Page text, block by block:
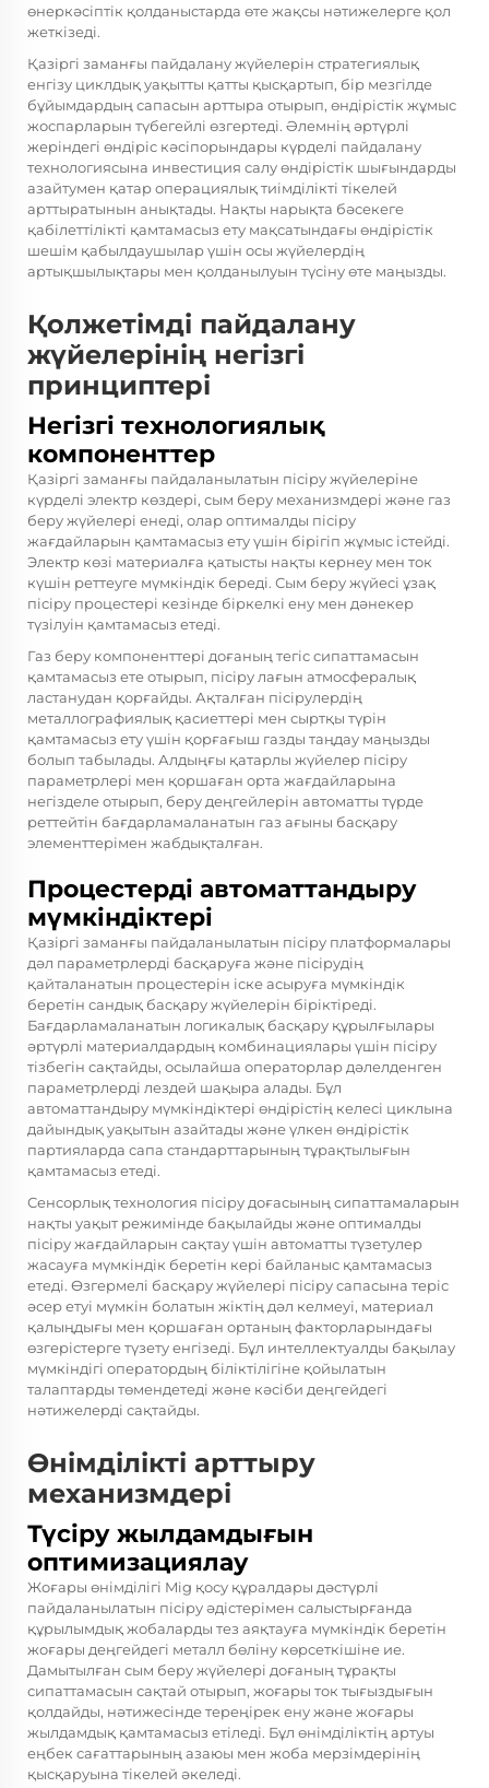
өнеркәсіптік қолданыстарда өте жақсы нәтижелерге қол
жеткізеді.
Қазіргі заманғы пайдалану жүйелерін стратегиялық
енгізу циклдық уақытты қатты қысқартып, бір мезгілде
бұйымдардың сапасын арттыра отырып, өндірістік жұмыс
жоспарларын түбегейлі өзгертеді. Әлемнің әртүрлі
жеріндегі өндіріс кәсіпорындары күрделі пайдалану
технологиясына инвестиция салу өндірістік шығындарды
азайтумен қатар операциялық тиімділікті тікелей
арттыратынын анықтады. Нақты нарықта бәсекеге
қабілеттілікті қамтамасыз ету мақсатындағы өндірістік
шешім қабылдаушылар үшін осы жүйелердің
артықшылықтары мен қолданылуын түсіну өте маңызды.
Қолжетімді пайдалану
жүйелерінің негізгі
принциптері
Негізгі технологиялық
компоненттер
Қазіргі заманғы пайдаланылатын пісіру жүйелеріне
күрделі электр көздері, сым беру механизмдері және газ
беру жүйелері енеді, олар оптималды пісіру
жағдайларын қамтамасыз ету үшін бірігіп жұмыс істейді.
Электр көзі материалға қатысты нақты кернеу мен ток
күшін реттеуге мүмкіндік береді. Сым беру жүйесі ұзақ
пісіру процестері кезінде біркелкі ену мен дәнекер
түзілуін қамтамасыз етеді.
Газ беру компоненттері доғаның тегіс сипаттамасын
қамтамасыз ете отырып, пісіру лағын атмосфералық
ластанудан қорғайды. Ақталған пісірулердің
металлографиялық қасиеттері мен сыртқы түрін
қамтамасыз ету үшін қорғағыш газды таңдау маңызды
болып табылады. Алдыңғы қатарлы жүйелер пісіру
параметрлері мен қоршаған орта жағдайларына
негізделе отырып, беру деңгейлерін автоматты түрде
реттейтін бағдарламаланатын газ ағыны басқару
элементтерімен жабдықталған.
Процестерді автоматтандыру
мүмкіндіктері
Қазіргі заманғы пайдаланылатын пісіру платформалары
дәл параметрлерді басқаруға және пісірудің
қайталанатын процестерін іске асыруға мүмкіндік
беретін сандық басқару жүйелерін біріктіреді.
Бағдарламаланатын логикалық басқару құрылғылары
әртүрлі материалдардың комбинациялары үшін пісіру
тізбегін сақтайды, осылайша операторлар дәлелденген
параметрлерді лездей шақыра алады. Бұл
автоматтандыру мүмкіндіктері өндірістің келесі циклына
дайындық уақытын азайтады және үлкен өндірістік
партияларда сапа стандарттарының тұрақтылығын
қамтамасыз етеді.
Сенсорлық технология пісіру доғасының сипаттамаларын
нақты уақыт режимінде бақылайды және оптималды
пісіру жағдайларын сақтау үшін автоматты түзетулер
жасауға мүмкіндік беретін кері байланыс қамтамасыз
етеді. Өзгермелі басқару жүйелері пісіру сапасына теріс
әсер етуі мүмкін болатын жіктің дәл келмеуі, материал
қалыңдығы мен қоршаған ортаның факторларындағы
өзгерістерге түзету енгізеді. Бұл интеллектуалды бақылау
мүмкіндігі оператордың біліктілігіне қойылатын
талаптарды төмендетеді және кәсіби деңгейдегі
нәтижелерді сақтайды.
Өнімділікті арттыру
механизмдері
Түсіру жылдамдығын
оптимизациялау
Жоғары өнімділігі Mig қосу құралдары дәстүрлі
пайдаланылатын пісіру әдістерімен салыстырғанда
құрылымдық жобаларды тез аяқтауға мүмкіндік беретін
жоғары деңгейдегі металл бөліну көрсеткішіне ие.
Дамытылған сым беру жүйелері доғаның тұрақты
сипаттамасын сақтай отырып, жоғары ток тығыздығын
қолдайды, нәтижесінде тереңірек ену және жоғары
жылдамдық қамтамасыз етіледі. Бұл өнімділіктің артуы
еңбек сағаттарының азаюы мен жоба мерзімдерінің
қысқаруына тікелей әкеледі.